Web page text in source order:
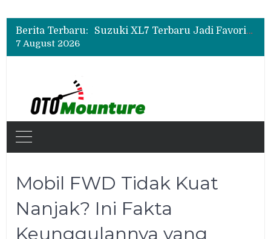
Berita Terbaru:
Suzuki XL7 Terbaru Jadi Favorit Test Drive di GIIAS 2026, Ini Fitur yang Paling Dipuji
Bukan Sekadar Sporty, Ini Alasan Suzuki Fronx SGX Hybrid Kuro Layak Dilirik
7 August 2026
Mobil FWD Tidak Kuat
Nanjak? Ini Fakta
Keunggulannya yang